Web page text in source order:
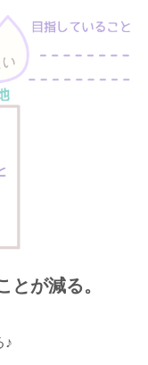
とが減る。
♪